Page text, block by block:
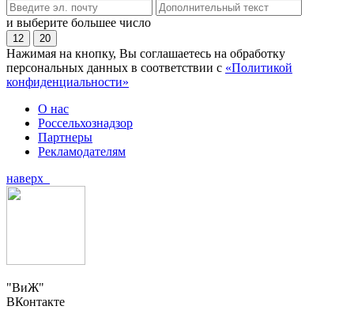
и выберите большее число
12 20
Нажимая на кнопку, Вы соглашаетесь на обработку
персональных данных в соответствии с «Политикой
конфиденциальности»
О нас
Россельхознадзор
Партнеры
Рекламодателям
наверх
"ВиЖ"
ВКонтакте